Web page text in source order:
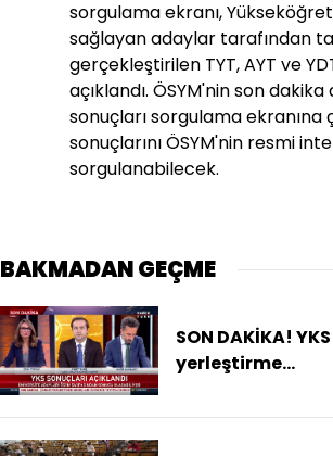
sorgulama ekranı,
sağlayan adaylar tarafından
gerçekleştirilen TYT, AYT ve
açıklandı. ÖSYM'nin son
sonuçları sorgulama ekranına
sonuçlarını ÖSYM'nin resmi
sorgulanabilecek.
BAKMADAN GEÇME
SON DAKİKA! YKS
yerleştirme
açıklandı!